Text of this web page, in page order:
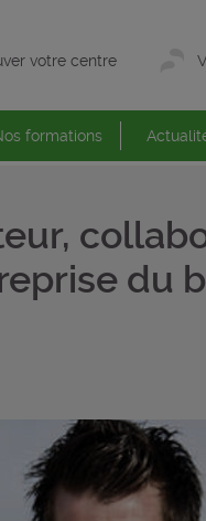
votre centre
formations
du